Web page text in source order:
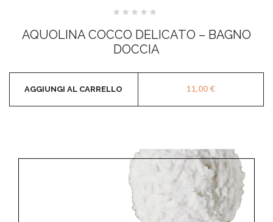
su
5
AQUOLINA COCCO DELICATO – BAGNO
DOCCIA
11,00€
AGGIUNGI AL CARRELLO